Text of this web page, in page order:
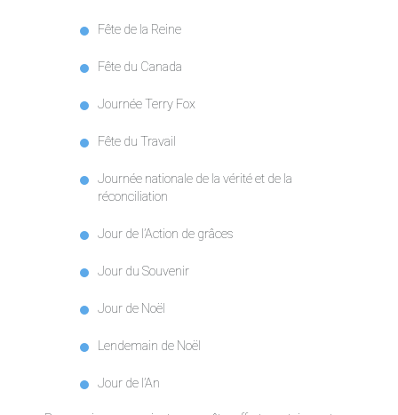
Fête de la Reine
Fête du Canada
Journée Terry Fox
Fête du Travail
Journée nationale de la vérité et de la
réconciliation
Jour de l’Action de grâces
Jour du Souvenir
Jour de Noël
Lendemain de Noël
Jour de l’An